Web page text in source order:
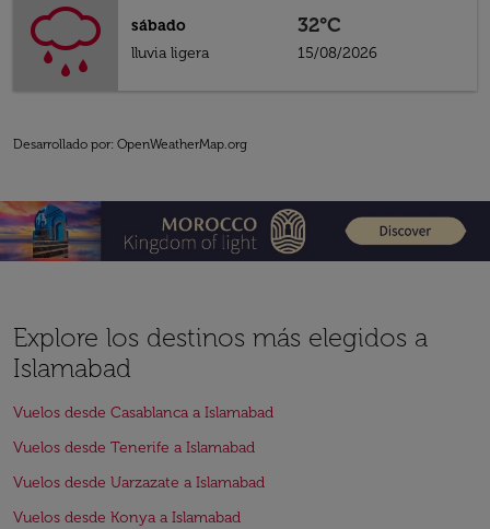
sábado
lluvia ligera
32°C
15/08/2026
Desarrollado por: OpenWeatherMap.org
Explore los destinos más elegidos a
Islamabad
Vuelos desde Casablanca a Islamabad
Vuelos desde Tenerife a Islamabad
Vuelos desde Uarzazate a Islamabad
Vuelos desde Konya a Islamabad